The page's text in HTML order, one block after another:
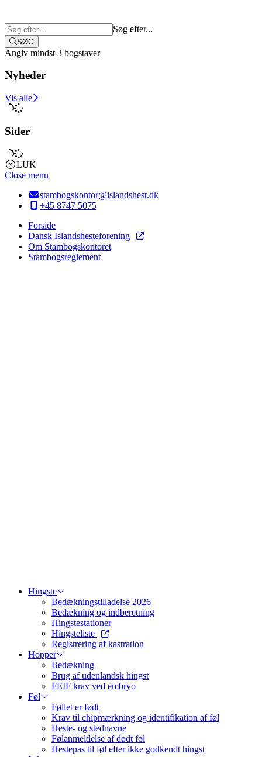
Søg efter...
SØG
Angiv mindst 3 bogstaver
Nyheder
Vis alle
Sider
LUK
Close menu
stambogskontor@islandshest.dk
+45 8747 5075
Forside
Dansk Islandshesteforening
Om Stambogskontoret
Stambogsreglement
Hingste
Bedækningstilladelse 2026
Bedækning og indberetning
Hingstestationer
Hingsteliste
Registrering af kastration
Hopper
Bedækning
Brug af udenlandsk hingst
FEIF krav ved embryo
Føl
Føllet er født
Krav til chipmærkning og identifikation af føl
Heste- og stednavne
Følanmeldelse af dødt føl
Hestepas til føl efter ikke godkendt hingst